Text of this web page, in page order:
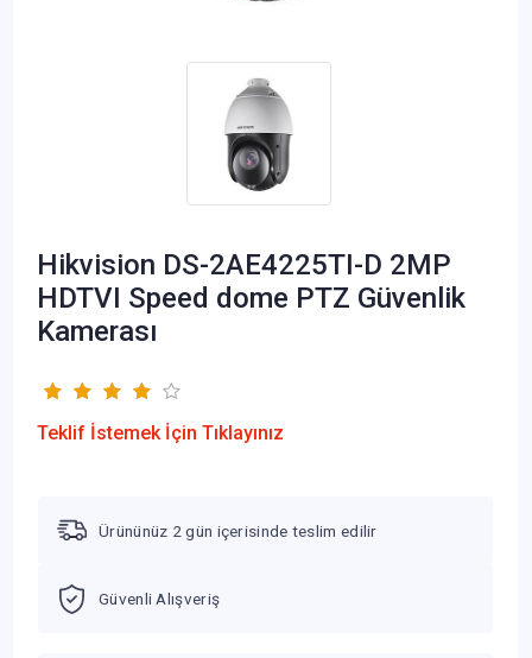
Hikvision DS-2AE4225TI-D 2MP
HDTVI Speed dome PTZ Güvenlik
Kamerası
Teklif İstemek İçin Tıklayınız
Ürününüz 2 gün içerisinde teslim edilir
Güvenli Alışveriş